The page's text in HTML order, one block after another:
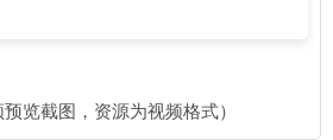
预览截图，资源为视频格式）